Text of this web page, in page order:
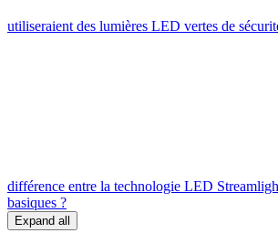
utiliseraient des lumières LED vertes de
différence entre la technologie LED
basiques ?
Expand all